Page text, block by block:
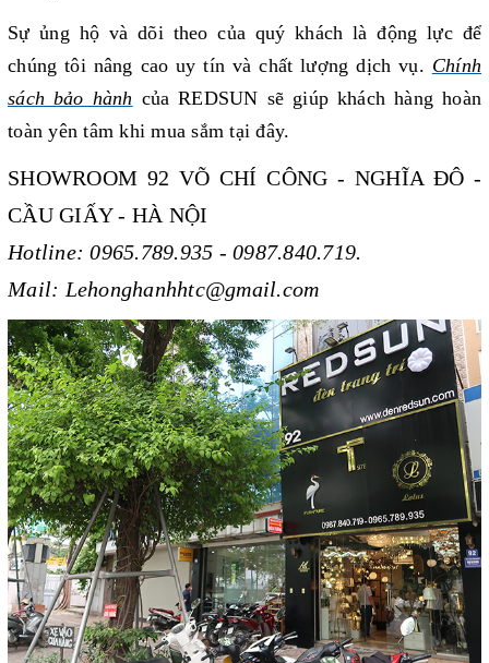
Sự ủng hộ và dõi theo của quý khách là động lực để
chúng tôi nâng cao uy tín và chất lượng dịch vụ. Chính
sách bảo hành của REDSUN sẽ giúp khách hàng hoàn
toàn yên tâm khi mua sắm tại đây.
SHOWROOM 92 VÕ CHÍ CÔNG - NGHĨA ĐÔ -
CẦU GIẤY - HÀ NỘI
Hotline: 0965.789.935 - 0987.840.719.
Mail: Lehonghanhhtc@gmail.com